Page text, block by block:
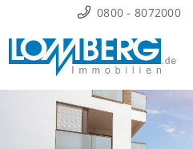
Inhalt
springen
0800 - 8072000